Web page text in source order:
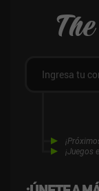
¡Juegos